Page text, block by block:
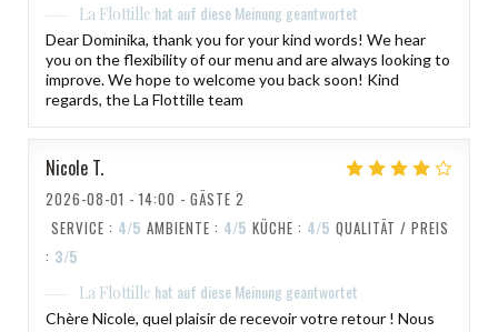
La Flottille hat auf diese Meinung geantwortet
Dear Dominika, thank you for your kind words! We hear
you on the flexibility of our menu and are always looking to
improve. We hope to welcome you back soon! Kind
regards, the La Flottille team
Nicole T
2026-08-01 - 14:00 - GÄSTE 2
SERVICE : 4/5 AMBIENTE : 4/5 KÜCHE : 4/5 QUALITÄT / PREIS
: 3/5
La Flottille hat auf diese Meinung geantwortet
Chère Nicole, quel plaisir de recevoir votre retour ! Nous